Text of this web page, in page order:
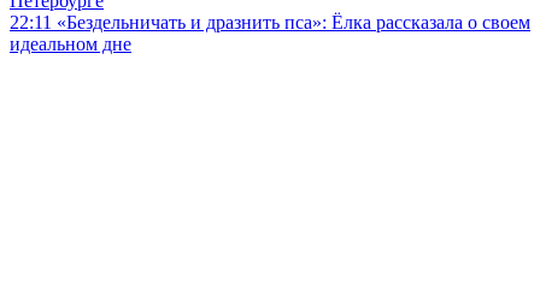
22:11 «Бездельничать и дразнить пса»: Ё‌лка рассказала о своем
идеальном дне